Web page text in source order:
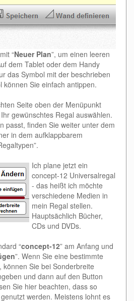
“Neuer Plan”, um einen leeren
dem Tablet oder dem Handy
das Symbol mit der beschrieben
können Sie einfach antippen.
Seite oben der Menüpunkt
gewünschtes Regal auswählen.
passt, finden Sie weiter unter dem
in dem aufklappbarem
Ich plane jetzt ein
concept-12 Universalregal
- das heißt ich möchte
verschiedene Medien in
mein Regal stellen.
Hauptsächlich Bücher,
CDs und DVDs.
“concept-12” am Anfang und
”. Wenn Sie eine bestimmte
können Sie bei Sonderbreite
und dann auf den Button
Sie hier beachten, dass so
werden. Meistens lohnt es